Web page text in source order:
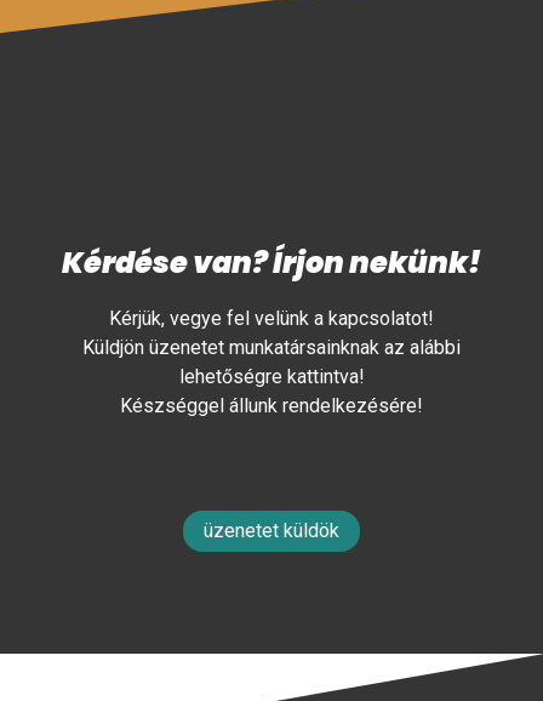
Kérdése van? Írjon nekünk!
Kérjük, vegye fel velünk a kapcsolatot!
Küldjön üzenetet munkatársainknak az alábbi
lehetőségre kattintva!
Készséggel állunk rendelkezésére!
üzenetet küldök